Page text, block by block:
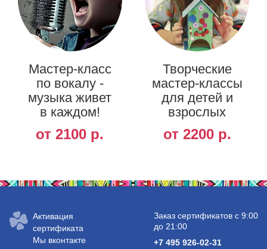
Мастер-класс
по вокалу -
музыка живет
в каждом!
от 2100 р.
Творческие
мастер-классы
для детей и
взрослых
от 2200 р.
Активация
сертификата
Мы вконтакте
Заказ сертификатов с 9:00
до 21:00
+7 495 926-02-31